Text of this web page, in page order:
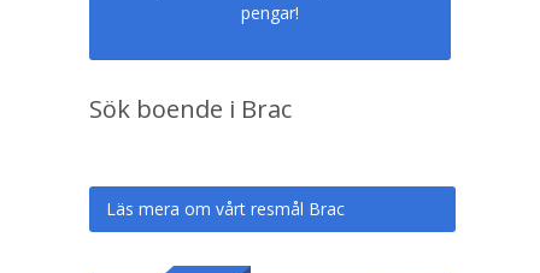
pengar!
Sök boende i Brac
Läs mera om vårt resmål Brac